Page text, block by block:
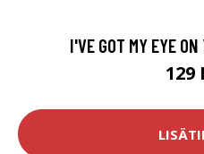
I'VE GOT MY EYE
129